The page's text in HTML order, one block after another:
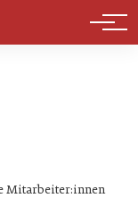
Mitarbeiter:innen